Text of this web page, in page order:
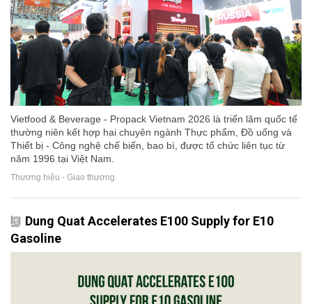
Vietfood & Beverage - Propack Vietnam 2026 là triển lãm quốc tế
thường niên kết hợp hai chuyên ngành Thực phẩm, Đồ uống và
Thiết bị - Công nghệ chế biến, bao bì, được tổ chức liên tục từ
năm 1996 tại Việt Nam.
Thương hiệu - Giao thương
Dung Quat Accelerates E100 Supply for E10
Gasoline